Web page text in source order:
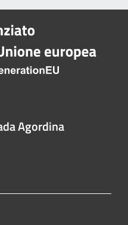
Agordina